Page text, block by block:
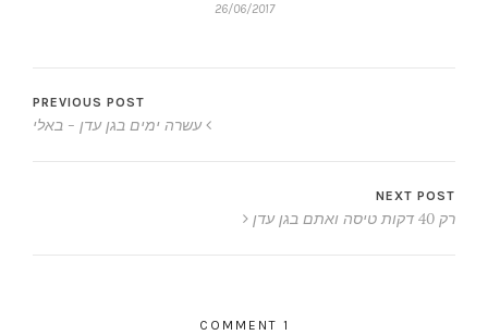
26/06/2017
PREVIOUS POST
עשרה ימים בגן עדן - באלי
NEXT POST
רק 40 דקות טיסה ואתם בגן עדן
1 COMMENT